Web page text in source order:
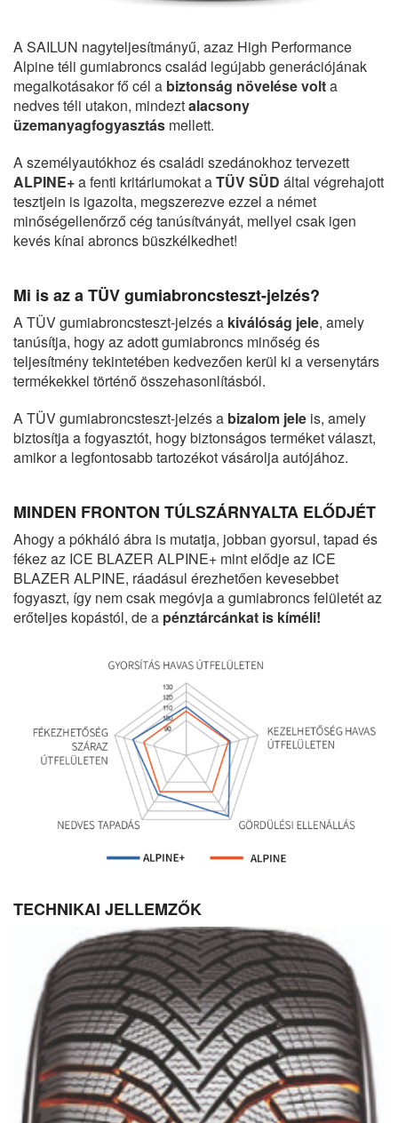
A SAILUN nagyteljesítmányű, azaz High Performance
Alpine téli gumiabroncs család legújabb generációjának
megalkotásakor fő cél a biztonság növelése volta
nedves téli utakon, mindeztalacsony
üzemanyagfogyasztás mellett.
A személyautókhoz és családi szedánokhoz tervezett
ALPINE+a fenti kritáriumokat aTÜV SÜD által végrehajott
tesztjein is igazolta, megszerezve ezzel a német
minőségellenőrző cég tanúsítványát, mellyel csak igen
kevés kínai abroncs büszkélkedhet!
Mi is az a TÜV gumiabroncsteszt-jelzés?
A TÜV gumiabroncsteszt-jelzés a kiválóság jele, amely
tanúsítja, hogy az adott gumiabroncs minőség és
teljesítmény tekintetében kedvezően kerül ki a versenytárs
termékekkel történő összehasonlításból.
A TÜV gumiabroncsteszt-jelzés a bizalom jele is, amely
biztosítja a fogyasztót, hogy biztonságos terméket választ,
amikor a legfontosabb tartozékot vásárolja autójához.
MINDEN FRONTON TÚLSZÁRNYALTA ELŐDJÉT
Ahogy a pókháló ábra is mutatja, jobban gyorsul, tapad és
fékez az ICE BLAZER ALPINE+ mint elődje az ICE
BLAZER ALPINE, ráadásul érezhetően kevesebbet
fogyaszt, így nem csak megóvja a gumiabroncs felületét az
erőteljes kopástól, de a pénztárcánkat is kíméli!
TECHNIKAI JELLEMZŐK